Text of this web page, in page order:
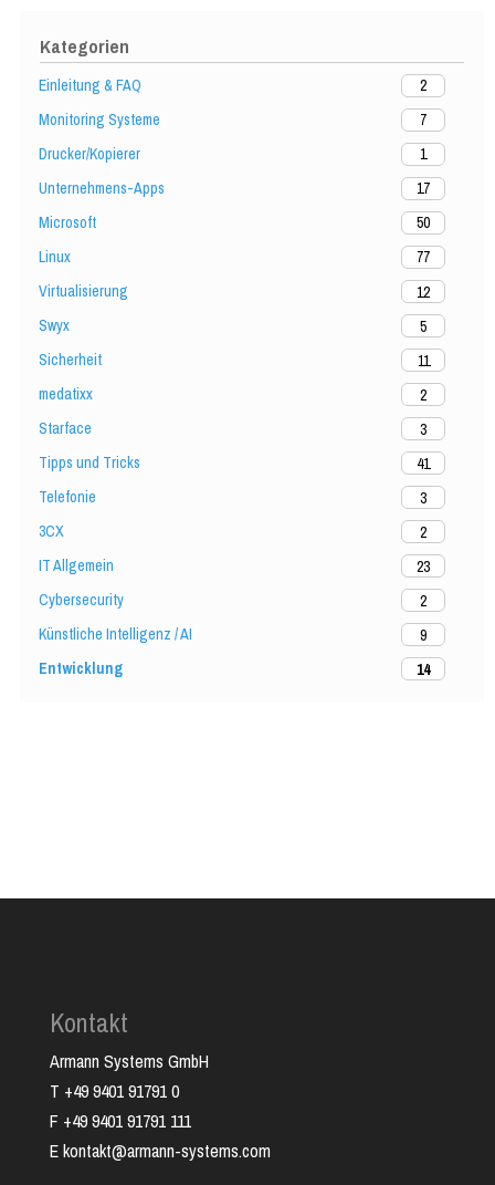
Kategorien
Einleitung & FAQ
2
Monitoring Systeme
7
Drucker/Kopierer
1
Unternehmens-Apps
17
Microsoft
50
Linux
77
Virtualisierung
12
Swyx
5
Sicherheit
11
medatixx
2
Starface
3
Tipps und Tricks
41
Telefonie
3
3CX
2
IT Allgemein
23
Cybersecurity
2
Künstliche Intelligenz / AI
9
Entwicklung
14
Kontakt
Armann Systems GmbH
T +49 9401 91791 0
F +49 9401 91791 111
E kontakt@armann-systems.com